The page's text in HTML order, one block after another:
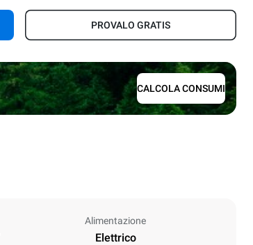
PROVALO GRATIS
CALCOLA CONSUMI
Alimentazione
Elettrico